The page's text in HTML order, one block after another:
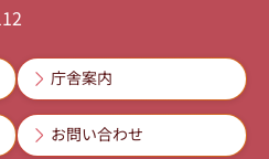
庁舎案内
お問い合わせ